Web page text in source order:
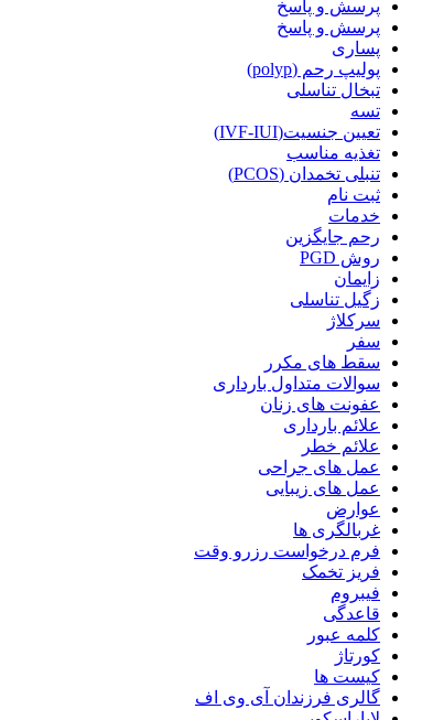
پرسش و پاسخ
پرسش و پاسخ
پساری
پولیپ رحم (polyp)
تبخال تناسلی
تسه
تعیین جنسیت(IVF-IUI)
تغذیه مناسب
تنبلی تخمدان (PCOS)
ثبت نام
خدمات
رحم جایگزین
روش PGD
زایمان
زگیل تناسلی
سرکلاژ
سفر
سقط های مکرر
سوالات متداول بارداری
عفونت های زنان
علائم بارداری
علائم خطر
عمل های جراحی
عمل های زیبایی
عوارض
غربالگری ها
فرم درخواست رزرو وقت
فریز تخمک
فیبروم
قاعدگی
کلمه عبور
کورتاژ
کیست ها
گالری فرزندان آی وی اف